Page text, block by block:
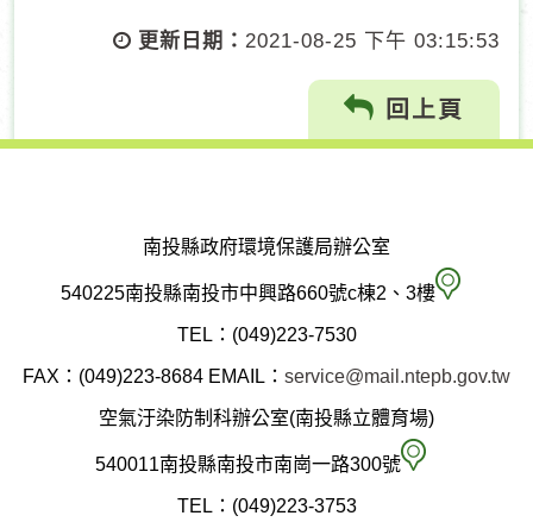
更新日期： 2021-08-25 下午 03:15:53
回上頁
南投縣政府環境保護局辦公室
540225南投縣南投市中興路660號c棟2、3樓 南
縣
TEL：(049)223-7530
FAX：(049)223-8684 EMAIL： service@mail.ntepb.gov.tw
空氣汙染防制科辦公室(南投縣立體育場)
540011南投縣南投市南崗一路300號 空
TEL：(049)223-3753